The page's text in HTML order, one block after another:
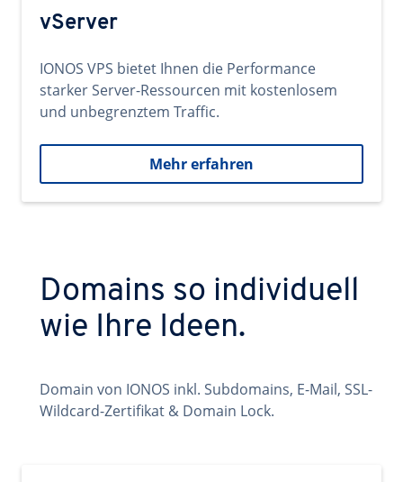
vServer
IONOS VPS bietet Ihnen die Performance
starker Server-Ressourcen mit kostenlosem
und unbegrenztem Traffic.
Mehr erfahren
Domains so individuell
wie Ihre Ideen.
Domain von IONOS inkl. Subdomains, E-Mail, SSL-
Wildcard-Zertifikat & Domain Lock.